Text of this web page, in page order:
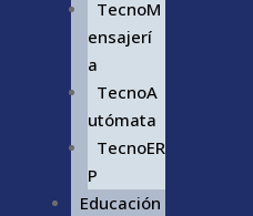
TecnoM
ensajerí
a
TecnoA
utómata
TecnoER
P
Educación